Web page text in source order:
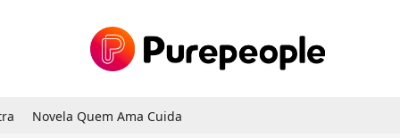
Novela Quem Ama Cuida